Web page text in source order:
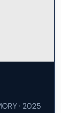
· 2025